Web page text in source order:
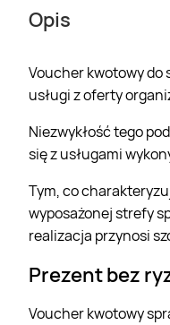
Opis
Voucher kwotowy
usługi z oferty
Niezwykłość tego
się z usługami
Tym, co
wyposażonej strefy
realizacja przynosi
Prezent bez
Voucher kwotowy